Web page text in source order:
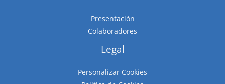
Presentación
Colaboradores
Legal
Personalizar Cookies